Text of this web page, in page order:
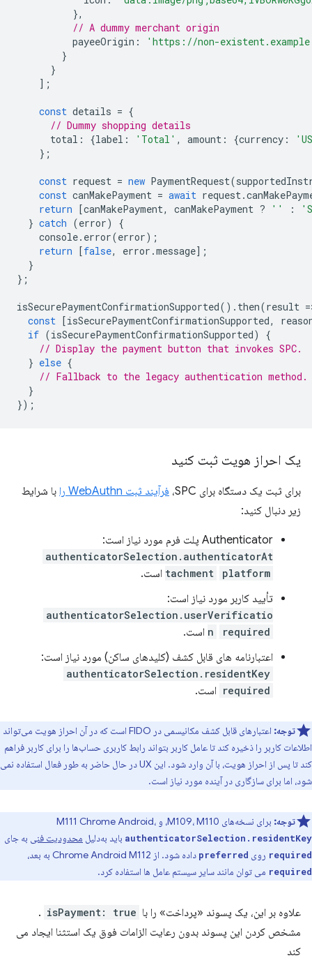
},
// A dummy merchant origin
payeeOrigin :
'https://non-
}
}
];
const details = {
// Dummy shopping details
total : {label : 'Total' , amount : {currency :
};
const request = new PaymentRequest(
const canMakePayment = await request.
return
[canMakePayment, canMakePayment ? '' :
} catch (error)
{
console. error(error);
return
[false, error .message];
}
};
isSecurePaymentConfirmationSupported(). then(result =
const
[isSecurePaymentConfirmationSupported,
if (isSecurePaymentConfirmationSupported)
{
// Display the payment button that invokes SPC.
} else {
// Fallback to the legacy authentication method.
}
});
یک احراز هویت ثبت کنید
برای ثبت یک دستگاه برای SPC، فرآیند ثبت WebAuthn را
با شرایط
زیر دنبال کنید:
Authenticator پلت فرم مورد نیاز است:
authenticatorSelection.authenticatorAt
tachment
platform
است.
تأیید کاربر مورد نیاز است:
authenticatorSelection.userVerificatio
n
required
است.
اعتبارنامه های قابل کشف (کلیدهای ساکن) مورد نیاز است:
authenticatorSelection.residentKey
required است.
توجه:
اعتبارهای قابل کشف مکانیسمی در FIDO است که در آن احراز هویت می‌تواند
اطلاعات کاربر را ذخیره کند تا عامل کاربر بتواند رابط کاربری حساب‌ها را برای کاربر فراهم
کند تا پس از احراز هویت، با آن وارد شود. این UX در حال حاضر به طور فعال استفاده نمی
شود، اما برای سازگاری در آینده مورد نیاز است.
توجه: برای نسخه‌های M109، M110، و M111 Chrome Android،
authenticatorSelection.residentKey باید به‌دلیل محدودیت فنی به جای
required روی preferred داده شود. از Chrome Android M112 به بعد،
required می توان مانند سایر سیستم عامل ها استفاده کرد.
علاوه بر این، یک پسوند «پرداخت» را با isPayment: true
.
مشخص کردن این پسوند بدون رعایت الزامات فوق یک استثنا ایجاد می
کند